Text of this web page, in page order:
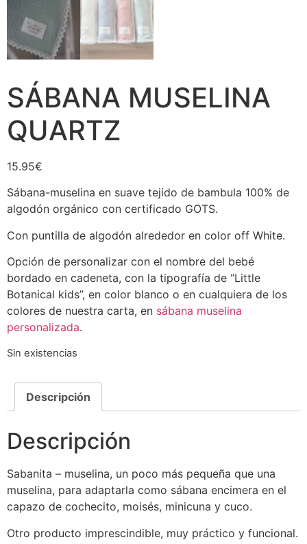
SÁBANA MUSELINA
QUARTZ
15.95€
Sábana-muselina en suave tejido de bambula 100% de
algodón orgánico con certificado GOTS.
Con puntilla de algodón alrededor en color off White.
Opción de personalizar con el nombre del bebé
bordado en cadeneta, con la tipografía de “Little
Botanical kids”, en color blanco o en cualquiera de los
colores de nuestra carta, en sábana muselina
personalizada.
Sin existencias
Descripción
Descripción
Sabanita – muselina, un poco más pequeña que una
muselina, para adaptarla como sábana encimera en el
capazo de cochecito, moisés, minicuna y cuco.
Otro producto imprescindible, muy práctico y funcional.